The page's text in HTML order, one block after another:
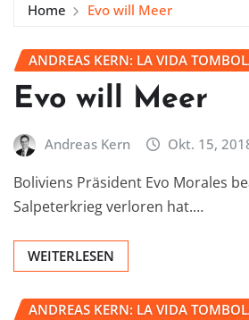
Home Evo will Meer
ANDREAS KERN: LA VIDA
Evo will Meer
Andreas Kern Okt. 15,
Boliviens Präsident Evo Morales
Salpeterkrieg verloren hat.…
WEITERLESEN
ANDREAS KERN: LA VIDA